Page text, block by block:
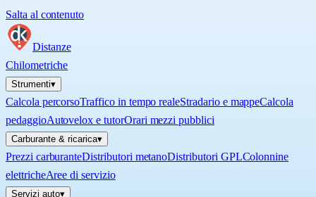
Salta al contenuto
Distanze
Chilometriche
Strumenti▾
Calcola percorsoTraffico in tempo realeStradario e mappeCalcola
pedaggioAutovelox e tutorOrari mezzi pubblici
Carburante & ricarica▾
Prezzi carburanteDistributori metanoDistributori GPLColonnine
elettricheAree di servizio
Servizi auto▾